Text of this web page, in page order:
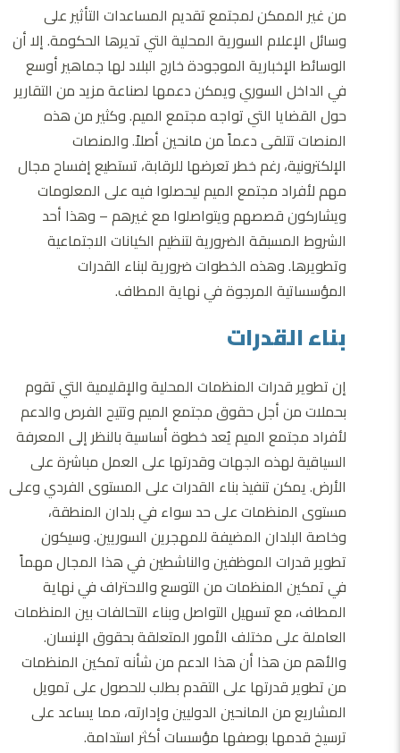
من غير الممكن لمجتمع تقديم المساعدات التأثير على
وسائل الإعلام السورية المحلية التي تديرها الحكومة. إلا أن
الوسائط الإخبارية الموجودة خارج البلاد لها جماهير أوسع
في الداخل السوري ويمكن دعمها لصناعة مزيد من التقارير
حول القضايا التي تواجه مجتمع الميم. وكثير من هذه
المنصات تتلقى دعماً من مانحين أصلاً. والمنصات
الإلكترونية، رغم خطر تعرضها للرقابة، تستطيع إفساح مجال
مهم لأفراد مجتمع الميم ليحصلوا فيه على المعلومات
ويشاركون قصصهم ويتواصلوا مع غيرهم – وهذا أحد
الشروط المسبقة الضرورية لتنظيم الكيانات الاجتماعية
وتطويرها. وهذه الخطوات ضرورية لبناء القدرات
المؤسساتية المرجوة في نهاية المطاف.
بناء القدرات
إن تطوير قدرات المنظمات المحلية والإقليمية التي تقوم
بحملات من أجل حقوق مجتمع الميم وتتيح الفرص والدعم
لأفراد مجتمع الميم يُعد خطوة أساسية بالنظر إلى المعرفة
السياقية لهذه الجهات وقدرتها على العمل مباشرة على
الأرض. يمكن تنفيذ بناء القدرات على المستوى الفردي وعلى
مستوى المنظمات على حد سواء في بلدان المنطقة،
وخاصة البلدان المضيفة للمهجرين السوريين. وسيكون
تطوير قدرات الموظفين والناشطين في هذا المجال مهماً
في تمكين المنظمات من التوسع والاحتراف في نهاية
المطاف، مع تسهيل التواصل وبناء التحالفات بين المنظمات
العاملة على مختلف الأمور المتعلقة بحقوق الإنسان.
والأهم من هذا أن هذا الدعم من شأنه تمكين المنظمات
من تطوير قدرتها على التقدم بطلب للحصول على تمويل
المشاريع من المانحين الدوليين وإدارته، مما يساعد على
ترسيخ قدمها بوصفها مؤسسات أكثر استدامة.